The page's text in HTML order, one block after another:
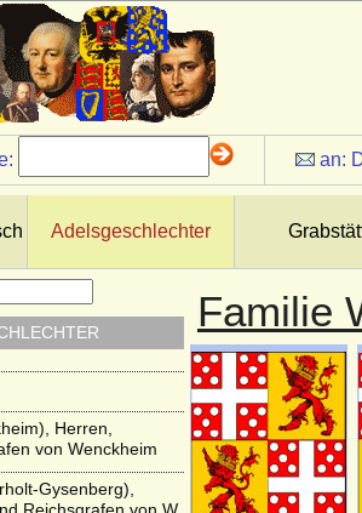
an:
Adelsgeschlechter
Familie
und Grafen von
und Grafen
zur Wenne, v. Weichs
Freiherren
Haus Welf-Este)
Herren,
von Wenckheim
Gysenberg),